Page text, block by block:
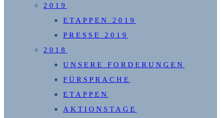
2019
ETAPPEN 2019
PRESSE 2019
2018
UNSERE FORDERUNGEN
FÜRSPRACHE
ETAPPEN
AKTIONSTAGE